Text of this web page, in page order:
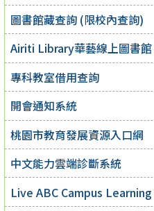
圖書館藏查詢 (限校內查詢)
Airiti Library華藝線上圖書館
專科教室借用查詢
開會通知系統
桃園市教育發展資源入口網
中文能力雲端診斷系統
Live ABC Campus Learning